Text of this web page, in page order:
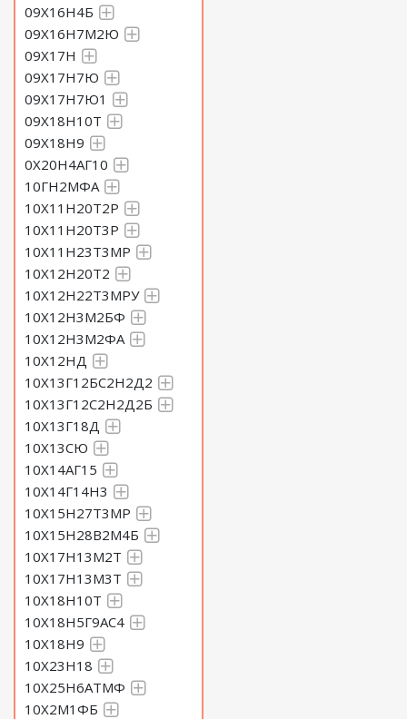
09Х16Н4Б
09Х16Н7М2Ю
09Х17Н
09Х17Н7Ю
09Х17Н7Ю1
09Х18Н10Т
09Х18Н9
0Х20Н4АГ10
10ГН2МФА
10Х11Н20Т2Р
10Х11Н20Т3Р
10Х11Н23Т3МР
10Х12Н20Т2
10Х12Н22Т3МРУ
10Х12Н3М2БФ
10Х12Н3М2ФА
10Х12НД
10Х13Г12БС2Н2Д2
10Х13Г12С2Н2Д2Б
10Х13Г18Д
10Х13СЮ
10Х14АГ15
10Х14Г14Н3
10Х15Н27Т3МР
10Х15Н28В2М4Б
10Х17Н13М2Т
10Х17Н13М3Т
10Х18Н10Т
10Х18Н5Г9АС4
10Х18Н9
10Х23Н18
10Х25Н6АТМФ
10Х2М1ФБ